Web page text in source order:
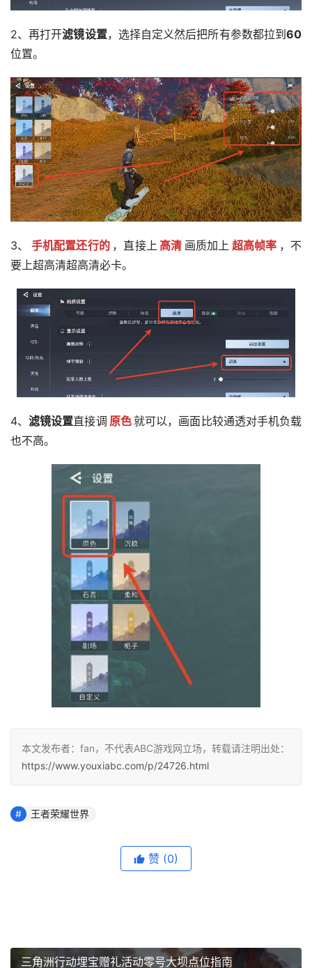
2、再打开滤镜设置，选择自定义然后把所有参数都拉到60
位置。
3、 手机配置还行的 ，直接上 高清 画质加上 超高帧率 ，不
要上超高清超高清必卡。
4、滤镜设置直接调 原色就可以，画面比较通透对手机负载
也不高。
本文发布者：fan，不代表ABC游戏网立场，转载请注明出处：
https://www.youxiabc.com/p/24726.html
王者荣耀世界
赞 (0)
三角洲行动埋宝赠礼活动零号大坝点位指南